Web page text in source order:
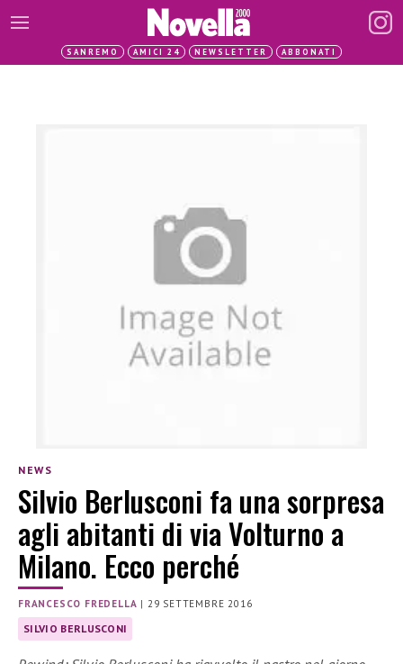
SANREMO AMICI 24 NEWSLETTER ABBONATI
NEWS
Silvio Berlusconi fa una sorpresa
agli abitanti di via Volturno a
Milano. Ecco perché
FRANCESCO FREDELLA | 29 SETTEMBRE 2016
SILVIO BERLUSCONI